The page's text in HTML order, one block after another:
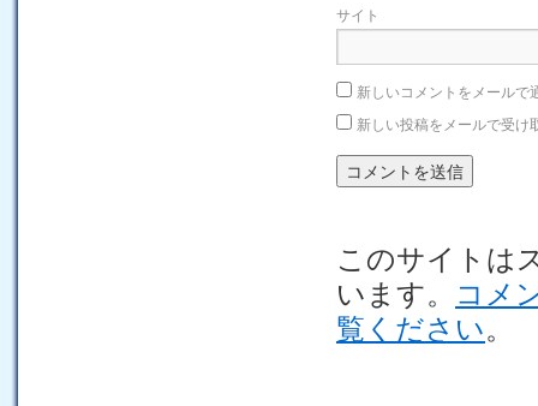
サイト
新しいコメントをメールで
新しい投稿をメールで受け
このサイトは
います。 コメ
覧ください。